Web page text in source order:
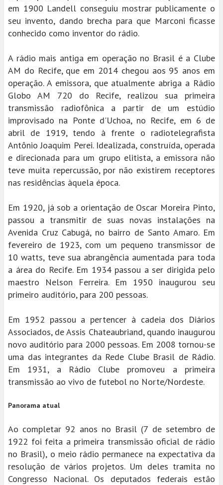
em 1900 Landell conseguiu mostrar publicamente o
seu invento, dando brecha para que Marconi ficasse
conhecido como inventor do rádio.
A rádio mais antiga em operação no Brasil é a Clube
AM do Recife, que em 2014 chegou aos 95 anos em
operação. A emissora, que atualmente abriga a Rádio
Globo AM 720 do Recife, realizou sua primeira
transmissão radiofônica a partir de um estúdio
improvisado na Ponte d'Uchoa, no Recife, em 6 de
abril de 1919, tendo à frente o radiotelegrafista
Antônio Joaquim Perei. Idealizada, construída, operada
e direcionada para um grupo elitista, a emissora não
teve muita repercussão, por não existirem receptores
nas residências àquela época.
Em 1920, já sob a orientação de Oscar Moreira Pinto,
passou a transmitir de suas novas instalações na
Avenida Cruz Cabugá, no bairro de Santo Amaro. Em
fevereiro de 1923, com um pequeno transmissor de
10 watts, teve sua abrangência aumentada para toda
a área do Recife. Em 1934 passou a ser dirigida pelo
maestro Nelson Ferreira. Em 1950 inaugurou seu
primeiro auditório, para 200 pessoas.
Em 1952 passou a pertencer à cadeia dos Diários
Associados, de Assis Chateaubriand, quando inaugurou
novo auditório para 2000 pessoas. Em 2008 tornou-se
uma das integrantes da Rede Clube Brasil de Rádio.
Em 1931, a Rádio Clube promoveu a primeira
transmissão ao vivo de futebol no Norte/Nordeste.
Panorama atual
Ao completar 92 anos no Brasil (7 de setembro de
1922 foi feita a primeira transmissão oficial de rádio
no Brasil), o meio rádio permanece na expectativa da
resolução de vários projetos. Um deles tramita no
Congresso Nacional. Os deputados federais estão